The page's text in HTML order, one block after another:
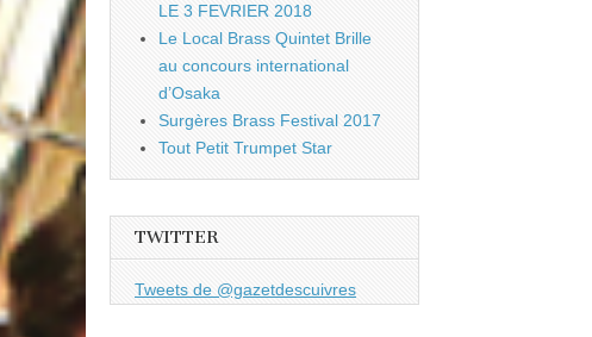
LE 3 FEVRIER 2018
Le Local Brass Quintet Brille
au concours international
d’Osaka
Surgères Brass Festival 2017
Tout Petit Trumpet Star
TWITTER
Tweets de @gazetdescuivres